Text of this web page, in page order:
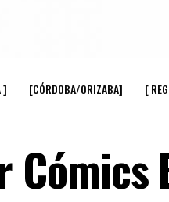
] [CÓRDOBA/ORIZABA] [